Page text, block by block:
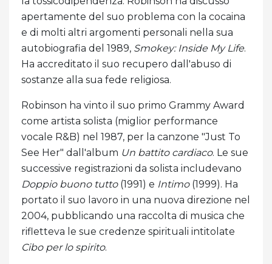
apertamente del suo problema con la cocaina
e di molti altri argomenti personali nella sua
autobiografia del 1989, Smokey: Inside My Life.
Ha accreditato il suo recupero dall'abuso di
sostanze alla sua fede religiosa.
Robinson ha vinto il suo primo Grammy Award
come artista solista (miglior performance
vocale R&B) nel 1987, per la canzone "Just To
See Her" dall'album Un battito cardiaco. Le sue
successive registrazioni da solista includevano
Doppio buono tutto(1991) e Intimo(1999). Ha
portato il suo lavoro in una nuova direzione nel
2004, pubblicando una raccolta di musica che
rifletteva le sue credenze spirituali intitolate
Cibo per lo spirito.